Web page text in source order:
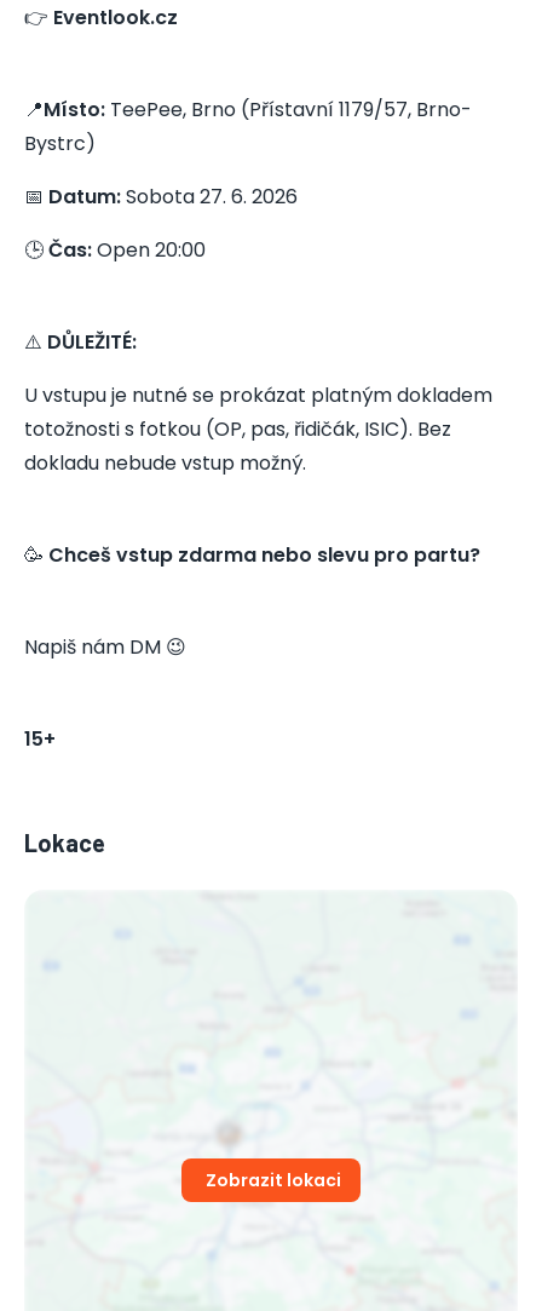
👉 Eventlook.cz
📍Místo: TeePee, Brno (Přístavní 1179/57, Brno-
Bystrc)
📅 Datum:Sobota 27. 6. 2026
🕒Čas:Open 20:00
⚠️ DŮLEŽITÉ:
U vstupu je nutné se prokázat platným dokladem
totožnosti s fotkou (OP, pas, řidičák, ISIC). Bez
dokladu nebude vstup možný.
🥳 Chceš vstup zdarma nebo slevu pro partu?
Napiš nám DM 😉
15+
Lokace
Zobrazit lokaci